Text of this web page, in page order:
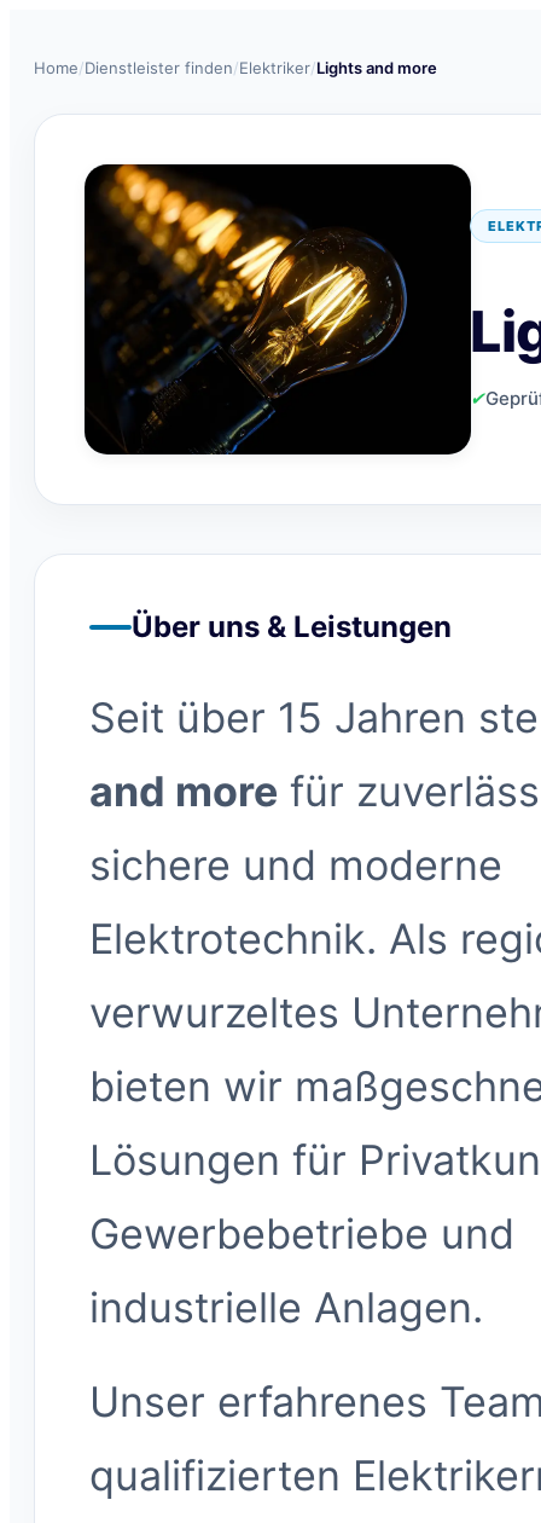
Home/Dienstleister finden/Elektriker/Lights and more
✔
Über uns & Leistungen
Seit über 15 Jahren
and more für
sichere und moderne
Elektrotechnik. Als
verwurzeltes
bieten wir
Lösungen für
Gewerbebetriebe und
industrielle Anlagen.
Unser erfahrenes
qualifizierten